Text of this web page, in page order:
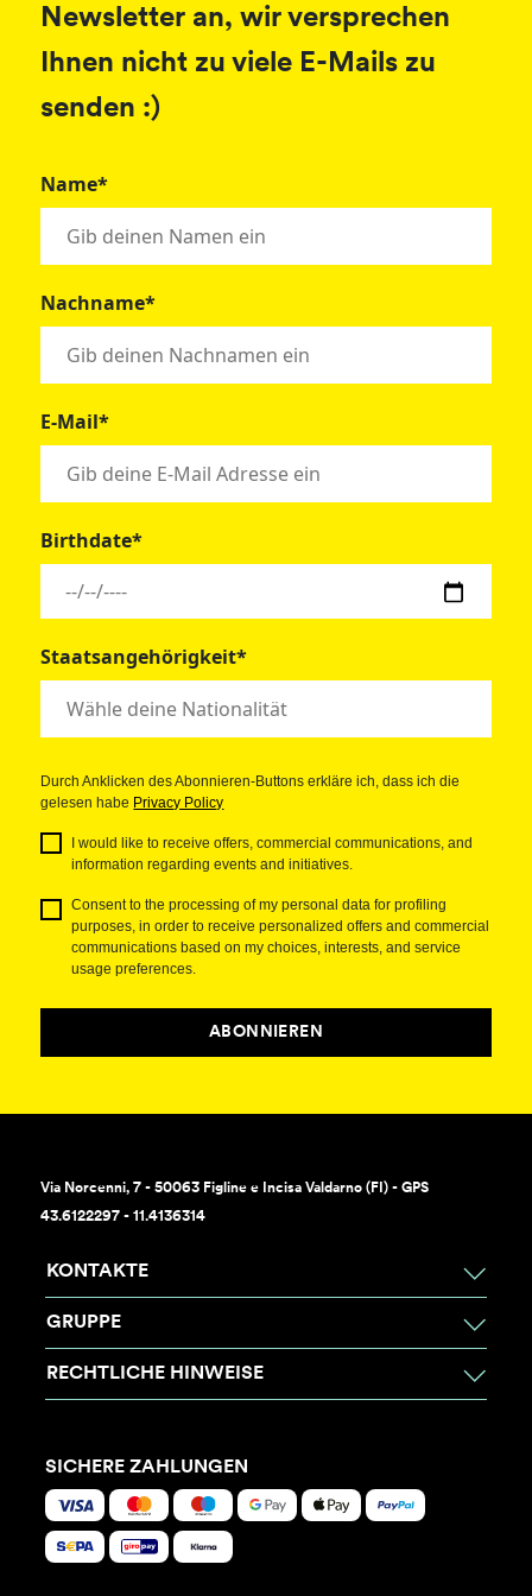
Newsletter an, wir versprechen
Ihnen nicht zu viele E-Mails zu
senden :)
Name*
Nachname*
E-Mail*
Birthdate*
Staatsangehörigkeit*
Durch Anklicken des Abonnieren-Buttons erkläre ich, dass ich die
gelesen habe Privacy Policy
I would like to receive offers, commercial communications, and
information regarding events and initiatives.
Consent to the processing of my personal data for profiling
purposes, in order to receive personalized offers and commercial
communications based on my choices, interests, and service
usage preferences.
ABONNIEREN
Via Norcenni, 7 - 50063 Figline e Incisa Valdarno (FI) - GPS
43.6122297 - 11.4136314
KONTAKTE
GRUPPE
RECHTLICHE HINWEISE
SICHERE ZAHLUNGEN